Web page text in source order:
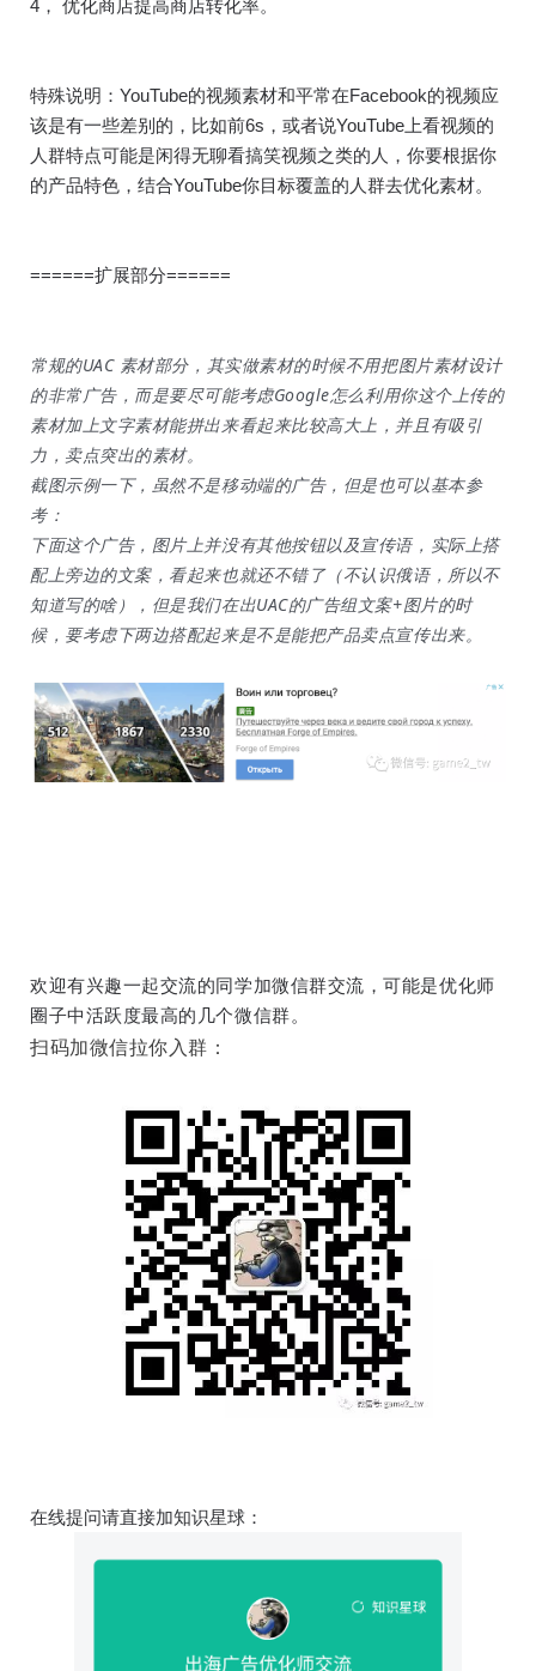
4， 优化商店提高商店转化率。
特殊说明：YouTube的视频素材和平常在Facebook的视频应
该是有一些差别的，比如前6s，或者说YouTube上看视频的
人群特点可能是闲得无聊看搞笑视频之类的人，你要根据你
的产品特色，结合YouTube你目标覆盖的人群去优化素材。
======扩展部分======
常规的UAC 素材部分，其实做素材的时候不用把图片素材设计
的非常广告，而是要尽可能考虑Google怎么利用你这个上传的
素材加上文字素材能拼出来看起来比较高大上，并且有吸引
力，卖点突出的素材。
截图示例一下，虽然不是移动端的广告，但是也可以基本参
考：
下面这个广告，图片上并没有其他按钮以及宣传语，实际上搭
配上旁边的文案，看起来也就还不错了（不认识俄语，所以不
知道写的啥），但是我们在出UAC的广告组文案+图片的时
候，要考虑下两边搭配起来是不是能把产品卖点宣传出来。
欢迎有兴趣一起交流的同学加微信群交流，可能是优化师
圈子中活跃度最高的几个微信群。
扫码加微信拉你入群 ：
在线提问请直接加知识星球：